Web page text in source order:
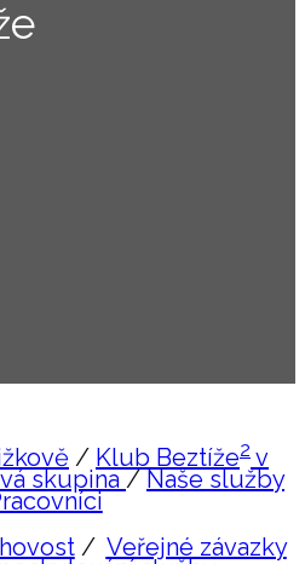
/ Klub Beztíže2 v
skupina/Naše služby
/ Veřejné závazky